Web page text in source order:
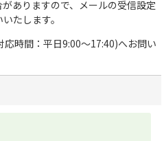
ありますので、メールの受信設定
たします。
応時間：平日9:00～17:40)へお問い